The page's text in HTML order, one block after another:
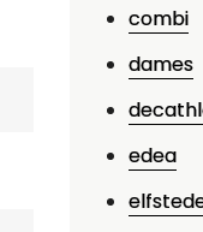
combi
dames
edea